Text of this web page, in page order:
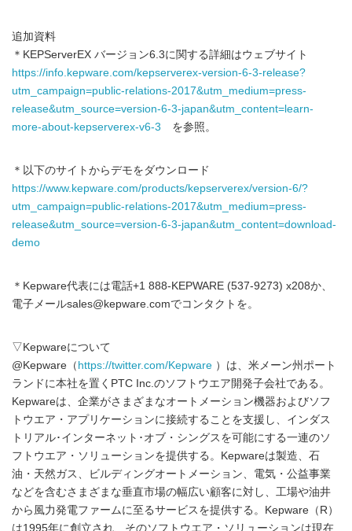
追加資料
＊KEPServerEX バージョン6.3に関する詳細はウェブサイト
https://info.kepware.com/kepserverex-version-6-3-release?
utm_campaign=public-relations-2017&utm_medium=press-
release&utm_source=version-6-3-japan&utm_content=learn-
more-about-kepserverex-v6-3 を参照。
＊以下のサイトからデモをダウンロード
https://www.kepware.com/products/kepserverex/version-6/?
utm_campaign=public-relations-2017&utm_medium=press-
release&utm_source=version-6-3-japan&utm_content=download-
demo
＊Kepware代表には電話+1 888-KEPWARE (537-9273) x208か、
電子メールsales@kepware.comでコンタクトを。
▽Kepwareについて
@Kepware（ https://twitter.com/Kepware ）は、米メーン州ポート
ランドに本社を置くPTC Inc.のソフトウエア開発子会社である。
Kepwareは、企業がさまざまなオートメーション機器およびソフ
トウエア・アプリケーションに接続することを支援し、インダス
トリアル･インターネット･オブ・シングスを可能にする一連のソ
フトウエア・ソリューションを提供する。Kepwareは製造、石
油・天然ガス、ビルディングオートメーション、電気・公益事業
などを含むさまざまな垂直市場の幅広い顧客に対し、工場や油井
から風力発電ファームに至るサービスを提供する。Kepware（R）
は1995年に創立され、そのソフトウエア・ソリューションは現在